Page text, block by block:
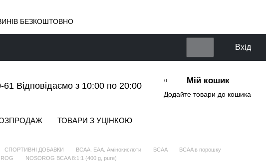
БЕЗКОШТОВНО
Вхід
61 Відповідаємо з 10:00 по 20:00
0 Мій кошик
Додайте товари до кошика
ТОВАРИ З УЦІНКОЮ
СПОРТИВНІ ДОБАВКИ BCAA. EAA. Амінокислоти BCAA
BCAA в порошку
NOSOROG BCAA 8:1:1 (400 g, pure)